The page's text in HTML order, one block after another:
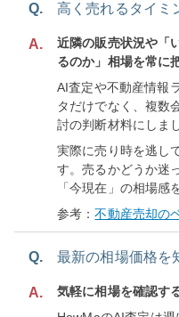
Q. 高く売れるタイミ
A.
近隣の販売状況や「
るのか」相場を常に
AI査定や不動産情報
タだけでなく、複数
討の判断材料にしま
実際に売り時を逃し
す。売るかどうか迷
「今現在」の相場感
参考：不動産売却の
Q. 最新の相場価格を
A.
気軽に相場を確認す